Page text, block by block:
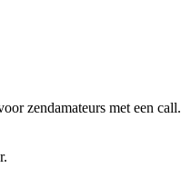
zendamateurs met een call.